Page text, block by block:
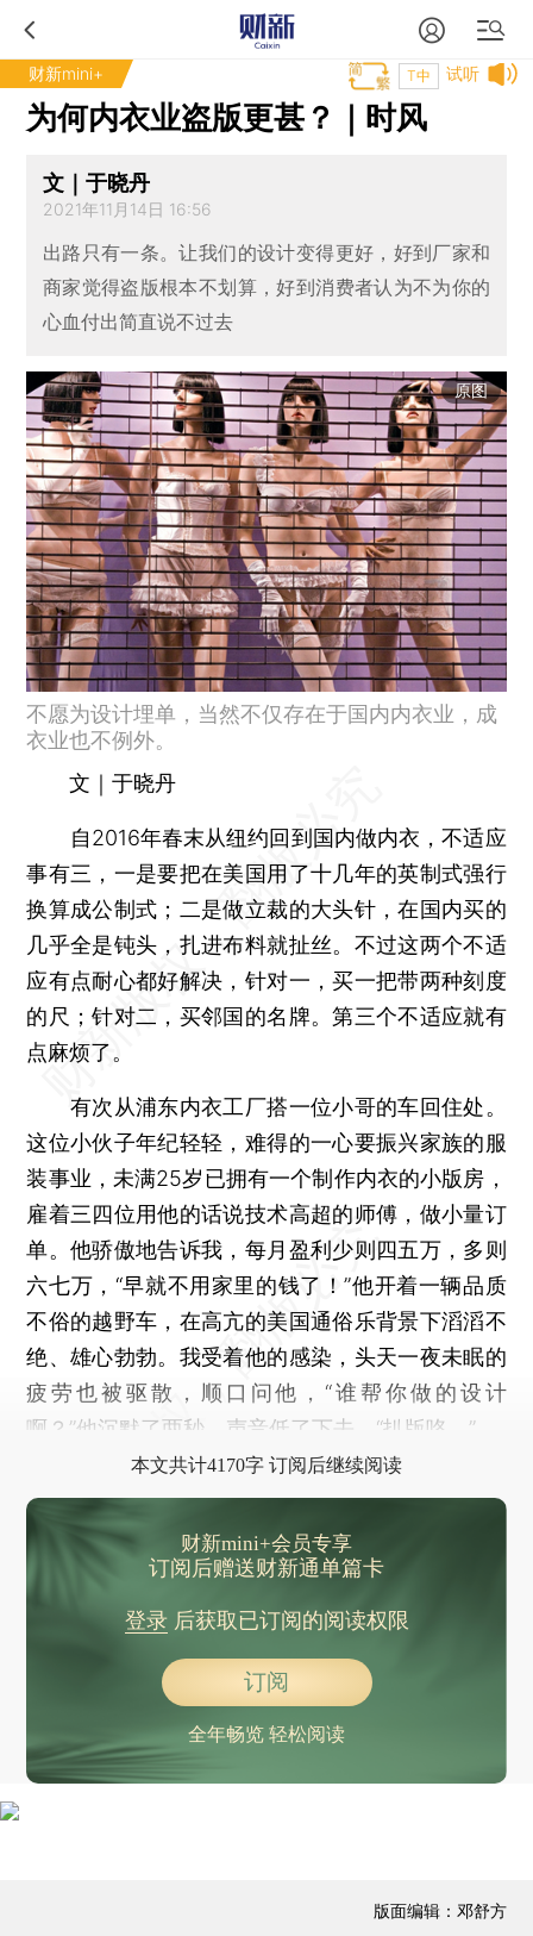
财新mini+ 试听
T中
为何内衣业盗版更甚？｜时风
文｜于晓丹
2021年11月14日 16:56
出路只有一条。让我们的设计变得更好，好到厂家和
商家觉得盗版根本不划算，好到消费者认为不为你的
心血付出简直说不过去
原图
不愿为设计埋单，当然不仅存在于国内内衣业，成
衣业也不例外。
文｜于晓丹
自2016年春末从纽约回到国内做内衣，不适应
事有三，一是要把在美国用了十几年的英制式强行
换算成公制式；二是做立裁的大头针，在国内买的
几乎全是钝头，扎进布料就扯丝。不过这两个不适
应有点耐心都好解决，针对一，买一把带两种刻度
的尺；针对二，买邻国的名牌。第三个不适应就有
点麻烦了。
有次从浦东内衣工厂搭一位小哥的车回住处。
这位小伙子年纪轻轻，难得的一心要振兴家族的服
装事业，未满25岁已拥有一个制作内衣的小版房，
雇着三四位用他的话说技术高超的师傅，做小量订
单。他骄傲地告诉我，每月盈利少则四五万，多则
六七万，“早就不用家里的钱了！”他开着一辆品质
不俗的越野车，在高亢的美国通俗乐背景下滔滔不
绝、雄心勃勃。我受着他的感染，头天一夜未眠的
疲劳也被驱散，顺口问他，“谁帮你做的设计
啊？”他沉默了两秒，声音低了下去，“扒版咯。”
本文共计4170字 订阅后继续阅读
财新mini+会员专享
订阅后赠送财新通单篇卡
登录后获取已订阅的阅读权限
订阅
全年畅览 轻松阅读
版面编辑：邓舒方